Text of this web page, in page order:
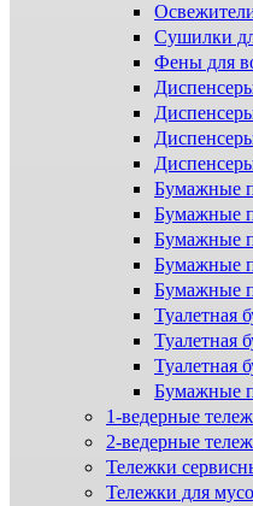
Сушилки
Фены для
Бумажные
Бумажные
Бумажные
Бумажные
Бумажные
Туалетная
Туалетная
Туалетная
Бумажные
1-ведерные
2-ведерные
Тележки
Тележки для